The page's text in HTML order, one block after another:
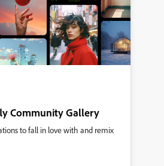
Community Gallery
to fall in love with and remix